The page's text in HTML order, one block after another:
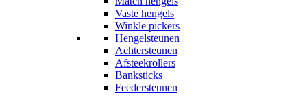
Vaste hengels
Winkle pickers
Hengelsteunen
Achtersteunen
Afsteekrollers
Banksticks
Feedersteunen